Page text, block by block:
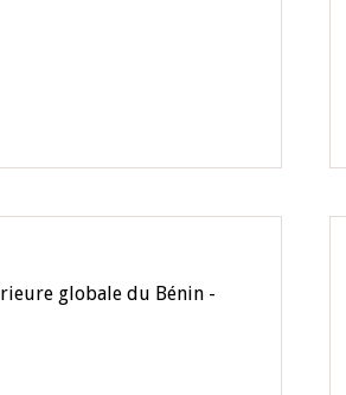
globale du Bénin -